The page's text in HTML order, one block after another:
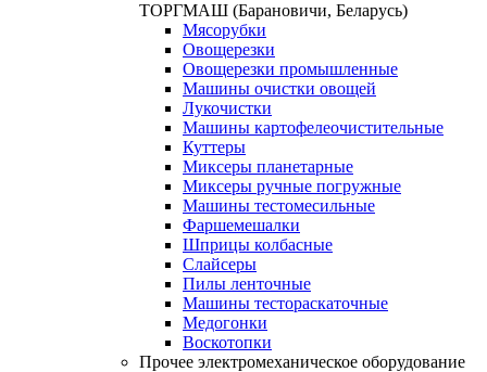
ТОРГМАШ (Барановичи, Беларусь)
Мясорубки
Овощерезки
Овощерезки промышленные
Машины очистки овощей
Лукочистки
Машины картофелеочистительные
Куттеры
Миксеры планетарные
Миксеры ручные погружные
Машины тестомесильные
Фаршемешалки
Шприцы колбасные
Слайсеры
Пилы ленточные
Машины тестораскаточные
Медогонки
Воскотопки
Прочее электромеханическое оборудование